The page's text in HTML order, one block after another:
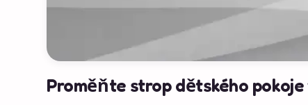
Proměňte strop dětského